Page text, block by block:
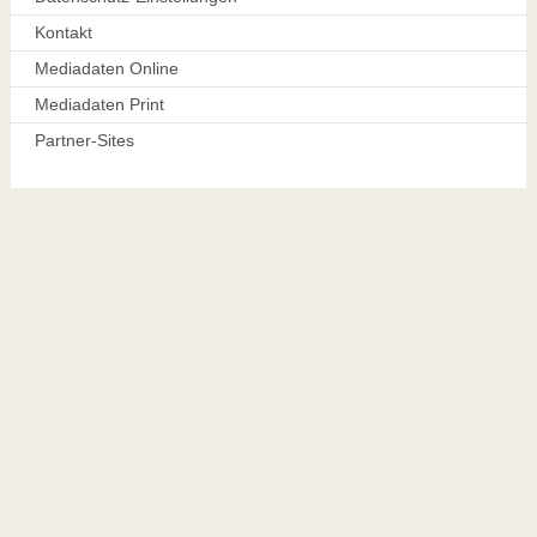
Kontakt
Mediadaten Online
Mediadaten Print
Partner-Sites